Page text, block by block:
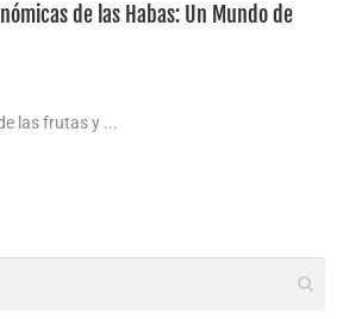
de las Habas: Un Mundo de
las frutas y ...